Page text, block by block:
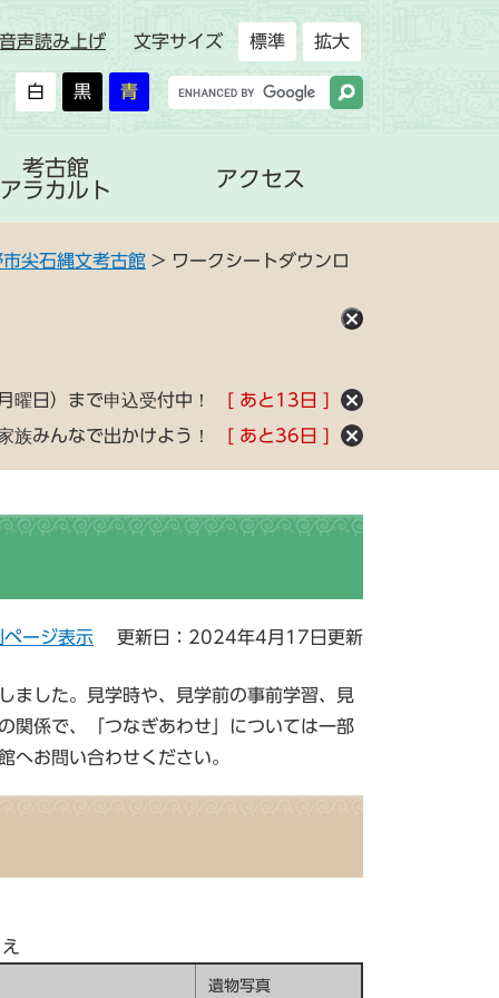
音声読み上げ 文字サイズ 標準 拡大
白 黒 青
考古館
アラカルト
アクセス
市尖石縄文考古館 > ワークシートダウンロ
曜日）まで申込受付中！ あと 13 日
みんなで出かけよう！
あと36 日
ージ表示 更新日：2024年4月17日更新
ました。見学時や、見学前の事前学習、見
関係で、「つなぎあわせ」については一部
へお問い合わせください。
遺物写真